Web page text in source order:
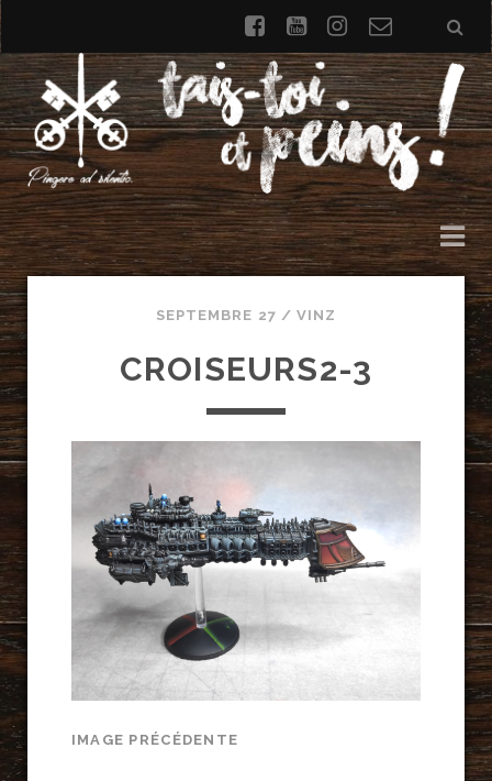
facebookyoutubeinstagram
de
contact
SEPTEMBRE 27 / VINZ
CROISEURS2-3
IMAGE PRÉCÉDENTE